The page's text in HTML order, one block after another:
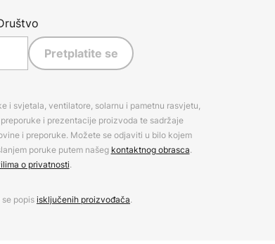
Pretplatite se
i svjetala, ventilatore, solarnu i pametnu rasvjetu,
i prezentacije proizvoda te sadržaje
i preporuke. Možete se odjaviti u bilo kojem
poruke putem našeg kontaktnog obrasca.
o privatnosti.
popisisključenih proizvođača.